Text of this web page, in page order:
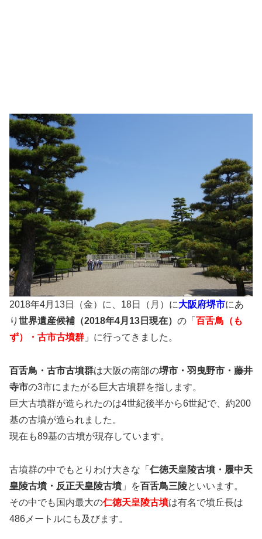
2018年4月13日（金）に、18日（月）に大阪府堺市にあ
り 世界遺産候補（2018年4月13日現在） の「 百舌鳥（も
ず）・古市古墳群 」 に行ってきました。
百舌鳥・古市古墳群は大阪の南部の堺市・羽曳野市・藤井
寺市の3市にまたがる巨大古墳群を指します。
巨大古墳群が造られたのは4世紀後半から6世紀で、約200
基の古墳が造られました。
現在も89基の古墳が現存しています。
古墳群の中でもとりわけ大きな「 仁徳天皇陵古墳・履中天
皇陵古墳・反正天皇陵古墳 」を百舌鳥三陵といいます。
その中でも国内最大の仁徳天皇陵古墳は有名で墳丘長は
486メートルにも及びます。